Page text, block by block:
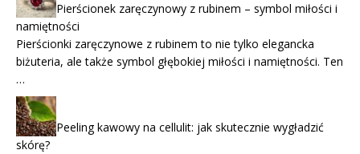
Pierścionek zaręczynowy z rubinem – symbol miłości i
namiętności
Pierścionki zaręczynowe z rubinem to nie tylko elegancka
biżuteria, ale także symbol głębokiej miłości i namiętności. Ten
…
Peeling kawowy na cellulit: jak skutecznie wygładzić
skórę?